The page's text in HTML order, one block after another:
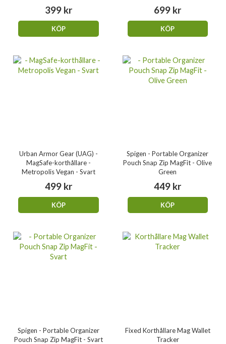
399 kr
KÖP
699 kr
KÖP
Urban Armor Gear (UAG) -
MagSafe-korthållare -
Metropolis Vegan - Svart
499 kr
KÖP
Spigen - Portable Organizer
Pouch Snap Zip MagFit - Olive
Green
449 kr
KÖP
Spigen - Portable Organizer
Pouch Snap Zip MagFit - Svart
Fixed Korthållare Mag Wallet
Tracker